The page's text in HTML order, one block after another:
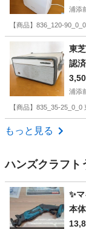
浦添
【商品】836_120-
沖縄 中頭郡 浦
東
認
浦添
【商品】835_35-
沖縄 中頭郡
もっと見る
ハンズクラフト
✨
本